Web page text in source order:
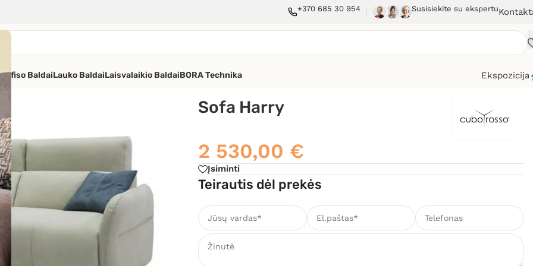
+370 685 30 954 Susisiekite su ekspertu
Ofiso BaldaiLauko BaldaiLaisvalaikio BaldaiBORA Technika
Ekspozicija
Sofa Harry
2 530,00 €
Įsiminti
Teirautis dėl prekės